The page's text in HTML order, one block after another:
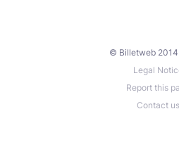
© Billetweb
Legal
Report this
Contact us